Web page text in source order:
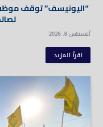
“اليونيسف” توقف
أغسطس 8, 2026
اقرأ المزيد